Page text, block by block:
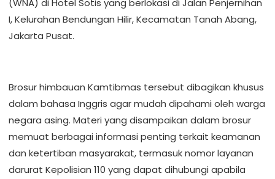
(WNA) di Hotel Sotis yang berlokasi di Jalan Penjernihan
I, Kelurahan Bendungan Hilir, Kecamatan Tanah Abang,
Jakarta Pusat.
Brosur himbauan Kamtibmas tersebut dibagikan khusus
dalam bahasa Inggris agar mudah dipahami oleh warga
negara asing. Materi yang disampaikan dalam brosur
memuat berbagai informasi penting terkait keamanan
dan ketertiban masyarakat, termasuk nomor layanan
darurat Kepolisian 110 yang dapat dihubungi apabila